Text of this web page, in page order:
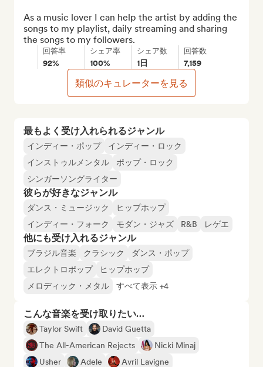
最もよく受け入れられるジャンル
インディー・ポップ
インディー・ロック
インストゥルメンタル
ポップ・ロック
シンガーソングライター
彼らが好きなジャンル
ダンス・ミュージック
ヒップホップ
インディー・フォーク
モダン・ジャズ R&B レゲエ
他にも受け入れるジャンル
ブラジル音楽 クラシック
ダンス・ポップ
エレクトロポップ
ヒップホップ
メロディック・メタル
すべて表示 +4
こんな音楽を受け取りたい…
Taylor Swift
David Guetta
The All-American Rejects
Nicki Minaj
Usher
Adele
Avril Lavigne
As a music lover I can help the artist by adding the
songs to my playlist, daily streaming and sharing
the songs to my followers.
回答率
92%
シェア率
100%
シェア数
1日
回答数
7,159
類似のキュレーターを見る